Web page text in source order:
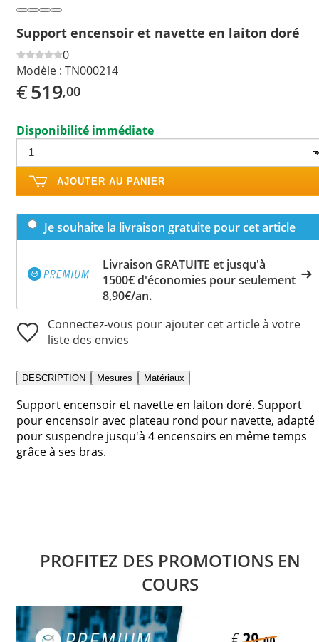
Support encensoir et navette en laiton doré
0
Modèle : TN000214
€519,00
Disponibilité immédiate
AJOUTER AU PANIER
Je souhaite la livraison gratuite pour cet article
Livraison GRATUITE et jusqu'à
1500€ d'économies pour seulement
8,90€/an.
Connectez-vous pour ajouter cet article à votre
liste des envies
DESCRIPTION Mesures Matériaux
Support encensoir et navette en laiton doré. Support
pour encensoir avec plateau rond pour navette, adapté
pour suspendre jusqu'à 4 encensoirs en même temps
grâce à ses bras.
PROFITEZ DES PROMOTIONS EN
COURS